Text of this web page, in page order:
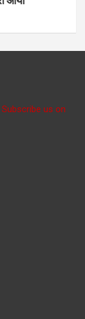
Subscribe us on